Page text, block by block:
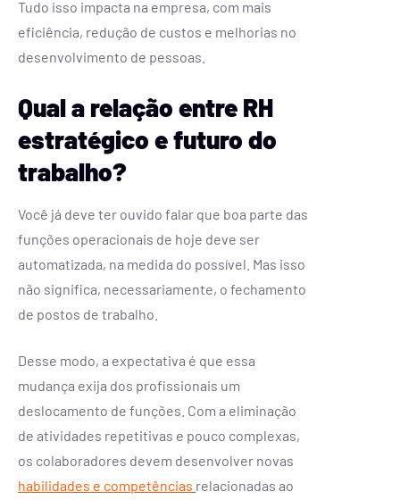
Tudo isso impacta na empresa, com mais
eficiência, redução de custos e melhorias no
desenvolvimento de pessoas.
Qual a relação entre RH
estratégico e futuro do
trabalho?
Você já deve ter ouvido falar que boa parte das
funções operacionais de hoje deve ser
automatizada, na medida do possível. Mas isso
não significa, necessariamente, o fechamento
de postos de trabalho.
Desse modo, a expectativa é que essa
mudança exija dos profissionais um
deslocamento de funções. Com a eliminação
de atividades repetitivas e pouco complexas,
os colaboradores devem desenvolver novas
habilidades e competências relacionadas ao